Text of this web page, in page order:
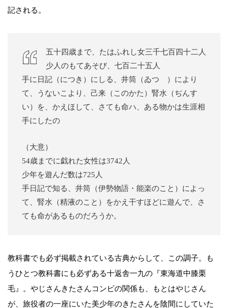
記される。
五十四歳まで、たはふれし女三千七百四十二人
少人のもてあそび、七百二十五人
手に日記（につき）にしる、井筒（ゐつゝ）により
て、うないこより、己来（このかた）腎水（ぢんす
い）を、かえほして、さても命ハ、ある物かは生涯相
手にしたの
（大意）
54歳までに戯れた女性は3742人
少年を遊んだ数は725人
手日記で知る、井筒（伊勢物語・能楽のこと）によっ
て、腎水（精液のこと）をかえ干すほどに遊んで、さ
ても命があるものだろうか。
教科書でも必ず掲載されている古典からして、この調子。も
うひとつ教科書にも必ずある十返舎一九の『東海道中膝栗
毛』。やじさんきたさんコンビの関係も、もとはやじさん
が、旅役者の一座にいた美少年のきたさんを陰間にしていた